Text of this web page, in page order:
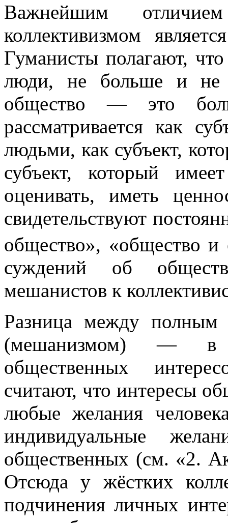
Важнейшим
коллективизмом
Гуманисты полагают,
люди, не больше и не
общество — это
рассматривается как
людьми, как субъект,
субъект, который
оценивать, иметь
свидетельствуют
общество», «общество и
суждений об
мешанистов к
Разница между полным
(мешанизмом) — в
общественных
считают, что интересы
любые желания
индивидуальные
общественных (см. «2.
Отсюда у жёстких
подчинения личных